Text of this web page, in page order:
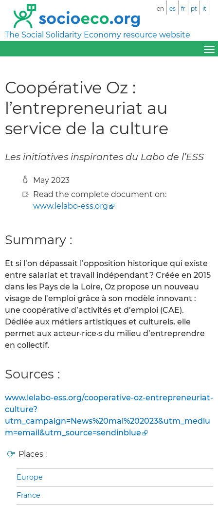
The Social Solidarity Economy resource website
en es fr pt it
Coopérative Oz :
l’entrepreneuriat au
service de la culture
Les initiatives inspirantes du Labo de l’ESS
May 2023
Read the complete document on:
www.lelabo-ess.org
Summary :
Et si l’on dépassait l’opposition historique qui existe
entre salariat et travail indépendant ? Créée en 2015
dans les Pays de la Loire, Oz propose un nouveau
visage de l’emploi grâce à son modèle innovant :
une coopérative d’activités et d’emploi (CAE).
Dédiée aux métiers artistiques et culturels, elle
permet aux acteur·rice·s du milieu d’entreprendre
en collectif.
Sources :
www.lelabo-ess.org/cooperative-oz-entrepreneuriat-
culture?
utm_campaign=News%20mai%202023&utm_mediu
m=email&utm_source=sendinblue
Places :
Europe
France